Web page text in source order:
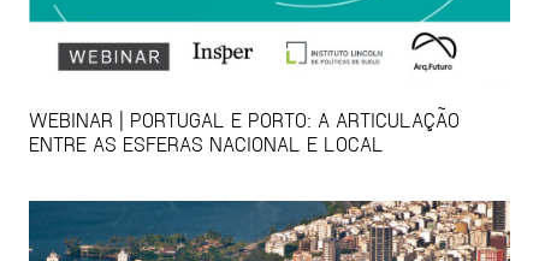
WEBINAR | PORTUGAL E PORTO: A ARTICULAÇÃO
ENTRE AS ESFERAS NACIONAL E LOCAL